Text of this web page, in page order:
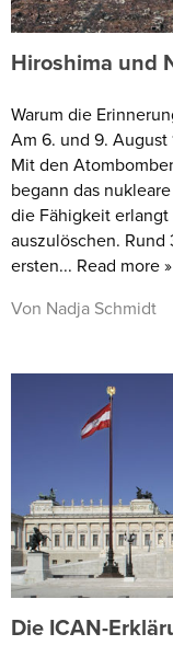
Hiroshima und
Warum die
Am 6. und 9. August
Mit den
begann das
die Fähigkeit
auszulöschen.
ersten... Read more »
Von Nadja Schmidt
Die ICAN-